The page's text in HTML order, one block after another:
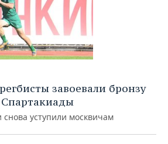
завоевали бронзу
снова уступили москвичам